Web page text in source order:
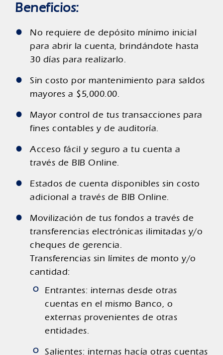
Beneficios:
No requiere de depósito mínimo inicial
para abrir la cuenta, brindándote hasta
30 días para realizarlo.
Sin costo por mantenimiento para saldos
mayores a $5,000.00.
Mayor control de tus transacciones para
fines contables y de auditoría.
Acceso fácil y seguro a tu cuenta a
través de BIB Online.
Estados de cuenta disponibles sin costo
adicional a través de BIB Online.
Movilización de tus fondos a través de
transferencias electrónicas ilimitadas y/o
cheques de gerencia.
Transferencias sin límites de monto y/o
cantidad:
Entrantes: internas desde otras
cuentas en el mismo Banco, o
externas provenientes de otras
entidades.
Salientes: internas hacía otras cuentas